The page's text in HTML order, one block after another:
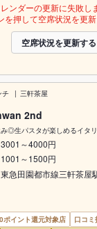
ンダーの更新に失敗し
を押して空席状況を更新
空席状況を更新する
チ 三軒茶屋
2nd
◎生パスタが楽しめるイタ
3001～4000円
1001～1500円
東急田園都市線三軒茶
ポイント還元対象店
口コ